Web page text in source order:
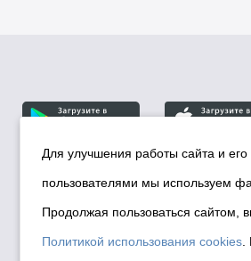
© Департамент
города Новосибирска, 2026
Политика использования
Для улучшения работы сайта и его
пользователями мы используем
Продолжая пользоваться сайтом,
Политикой использования cookies